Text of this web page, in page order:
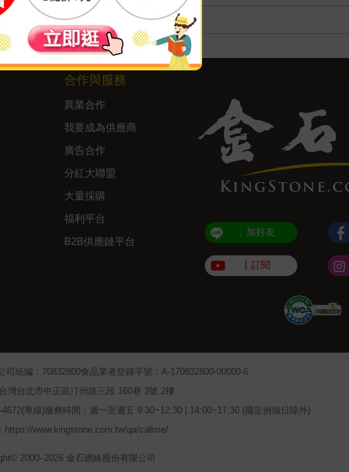
無庫存
合作與服務
異業合作
我要成為供應商
廣告合作
分紅大聯盟
大量採購
福利平台
B2B供應鏈平台
加好友
訂閱
司 統編：70832800食品業者登錄字號：A-170832800-00000-6
灣台北市中正區汀州路三段 160巷 3號 2樓
專線) 服務時間：週一至週五 9:30~12:30 | 14:00~17:30 (國定例假日除外)
https://www.kingstone.com.tw/qa/callme/
2000–2026 金石網絡股份有限公司